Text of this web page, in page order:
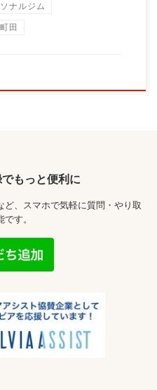
ナルジム
町田
もっと便利に
ど、スマホで気軽に質問・やり取
です。